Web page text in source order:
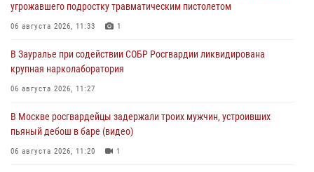
угрожавшего подростку травматическим пистолетом
06 августа 2026, 11:33 1
В Зауралье при содействии СОБР Росгвардии ликвидирована
крупная нарколаборатория
06 августа 2026, 11:27
В Москве росгвардейцы задержали троих мужчин, устроивших
пьяный дебош в баре (видео)
06 августа 2026, 11:20 1